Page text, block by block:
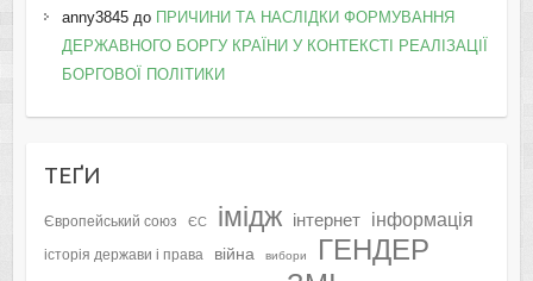
anny3845до ПРИЧИНИ ТА НАСЛІДКИ ФОРМУВАННЯ
ДЕРЖАВНОГО БОРГУ КРАЇНИ У КОНТЕКСТІ РЕАЛІЗАЦІЇ
БОРГОВОЇ ПОЛІТИКИ
ТЕҐИ
Європейський союз ЄС імідж інтернет інформація
історія держави і права війна вибори ГЕНДЕР